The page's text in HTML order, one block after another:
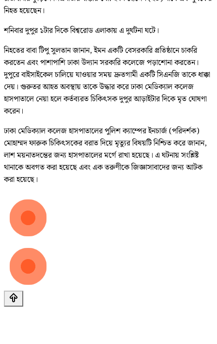
নিহত হয়েছেন।
শনিবার দুপুর ১টার দিকে বিশ্বরোড এলাকায় এ দুর্ঘটনা ঘটে।
নিহতের বাবা টিপু সুলতান জানান, ইমন একটি বেসরকারি প্রতিষ্ঠানে চাকরি
করতেন এবং পাশাপাশি ঢাকা উদ্যান সরকারি কলেজে পড়াশোনা করতেন।
দুপুরে বাইসাইকেল চালিয়ে যাওয়ার সময় দ্রুতগামী একটি সিএনজি তাকে ধাক্কা
দেয়। গুরুতর আহত অবস্থায় তাকে উদ্ধার করে ঢাকা মেডিক্যাল কলেজ
হাসপাতালে নেয়া হলে কর্তব্যরত চিকিৎসক দুপুর আড়াইটার দিকে মৃত ঘোষণা
করেন।
ঢাকা মেডিক্যাল কলেজ হাসপাতালের পুলিশ ক্যাম্পের ইনচার্জ (পরিদর্শক)
মোহাম্মদ ফারুক চিকিৎসকের বরাত দিয়ে মৃত্যুর বিষয়টি নিশ্চিত করে জানান,
লাশ ময়নাতদন্তের জন্য হাসপাতালের মর্গে রাখা হয়েছে। এ ঘটনায় সংশ্লিষ্ট
থানাকে অবগত করা হয়েছে এবং এক তরুণীকে জিজ্ঞাসাবাদের জন্য আটক
করা হয়েছে।